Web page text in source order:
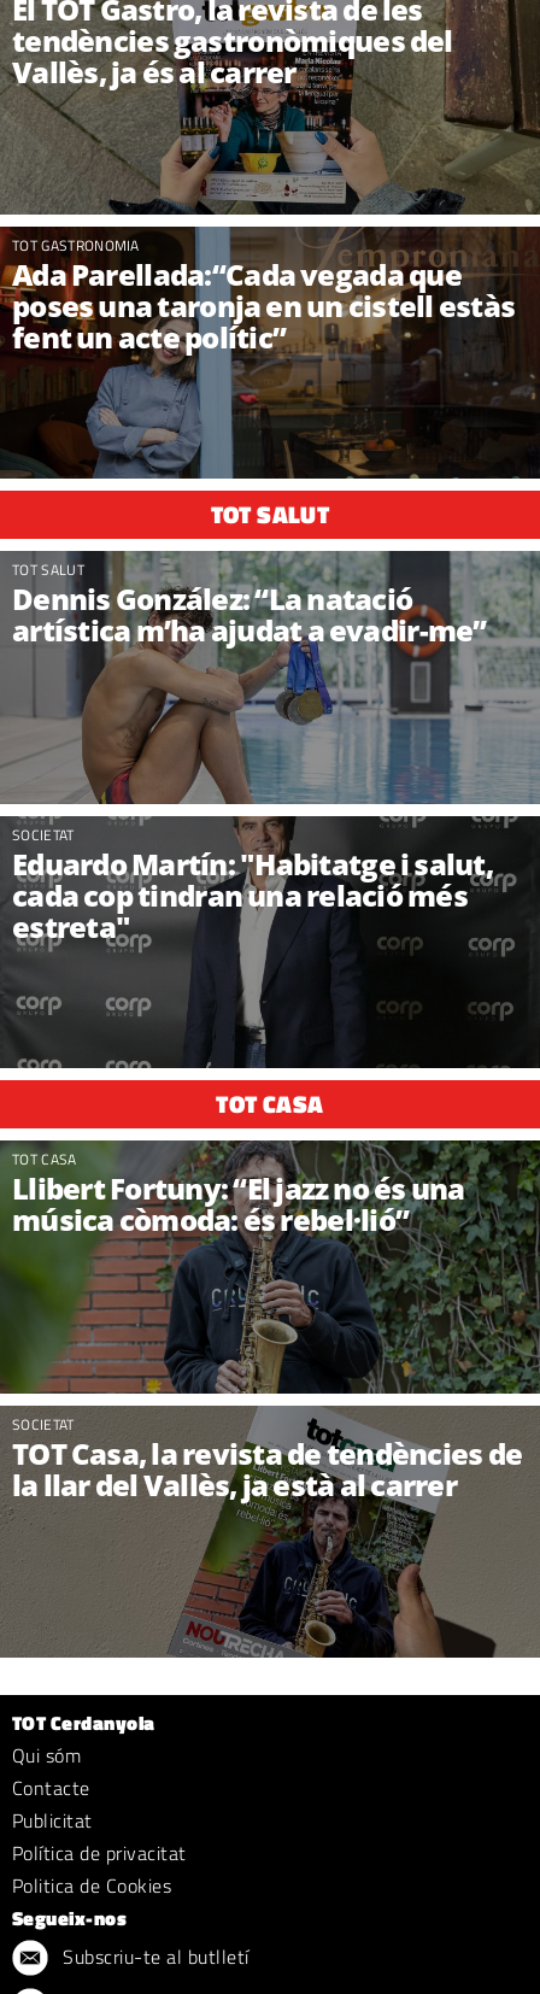
El TOT Gastro, la revista de les
tendències gastronòmiques del
Vallès, ja és al carrer
TOT GASTRONOMIA
Ada Parellada:“Cada vegada que
poses una taronja en un cistell estàs
fent un acte polític”
TOT SALUT
TOT SALUT
Dennis González: “La natació
artística m’ha ajudat a evadir-me”
SOCIETAT
Eduardo Martín: "Habitatge i salut,
cada cop tindran una relació més
estreta"
TOT CASA
TOT CASA
Llibert Fortuny: “El jazz no és una
música còmoda: és rebel·lió”
SOCIETAT
TOT Casa, la revista de tendències de
la llar del Vallès, ja està al carrer
TOT Cerdanyola
Qui sóm
Contacte
Publicitat
Política de privacitat
Politica de Cookies
Segueix-nos
Subscriu-te al butlletí